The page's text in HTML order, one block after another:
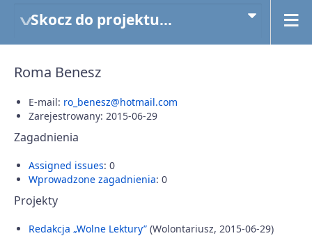
Skocz do projektu...
Roma Benesz
E-mail: ro_benesz@hotmail.com
Zarejestrowany: 2015-06-29
Zagadnienia
Assigned issues: 0
Wprowadzone zagadnienia: 0
Projekty
Redakcja „Wolne Lektury” (Wolontariusz, 2015-06-29)